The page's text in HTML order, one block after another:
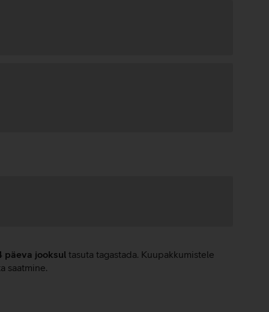
päeva jooksul tasuta tagastada. Kuupakkumistele
saatmine.